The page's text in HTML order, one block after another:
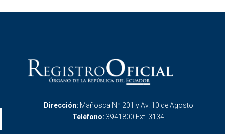
Dirección: Mañosca Nº 201 y Av. 10 de Agosto
Teléfono: 3941800 Ext. 3134